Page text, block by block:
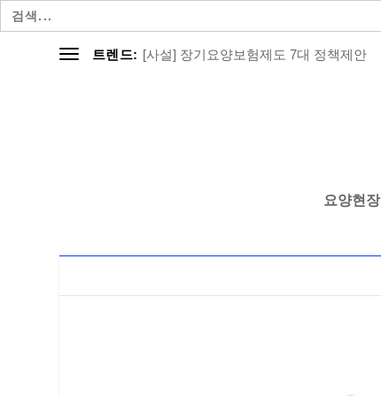
검
색:
트렌드: [사설] 장기요양보험제도 7대 정책제안
요양현장